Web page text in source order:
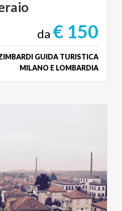
da € 150
GUIDA TURISTICA
MILANO E LOMBARDIA